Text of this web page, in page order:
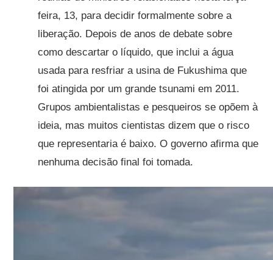
feira, 13, para decidir formalmente sobre a
liberação. Depois de anos de debate sobre
como descartar o líquido, que inclui a água
usada para resfriar a usina de Fukushima que
foi atingida por um grande tsunami em 2011.
Grupos ambientalistas e pesqueiros se opõem à
ideia, mas muitos cientistas dizem que o risco
que representaria é baixo. O governo afirma que
nenhuma decisão final foi tomada.